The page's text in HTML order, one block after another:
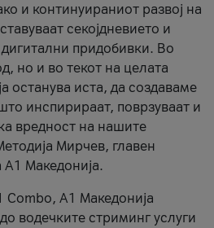
и континуираниот развој на
секојдневието и
придобивки. Во
но и во текот на целата
останува иста, да создаваме
инспирираат, поврзуваат и
вредност на нашите
Мирчев, главен
Македонија.
Combo, А1 Македонија
водечките стриминг услуги